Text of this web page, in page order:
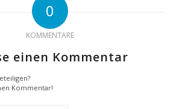
0
KOMMENTARE
einen Kommentar
Kommentar!